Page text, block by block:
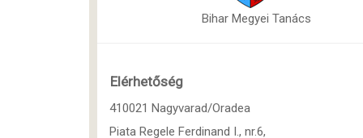
Bihar Megyei Tanács
Elérhetőség
410021 Nagyvarad/Oradea
Piata Regele Ferdinand I., nr.6,